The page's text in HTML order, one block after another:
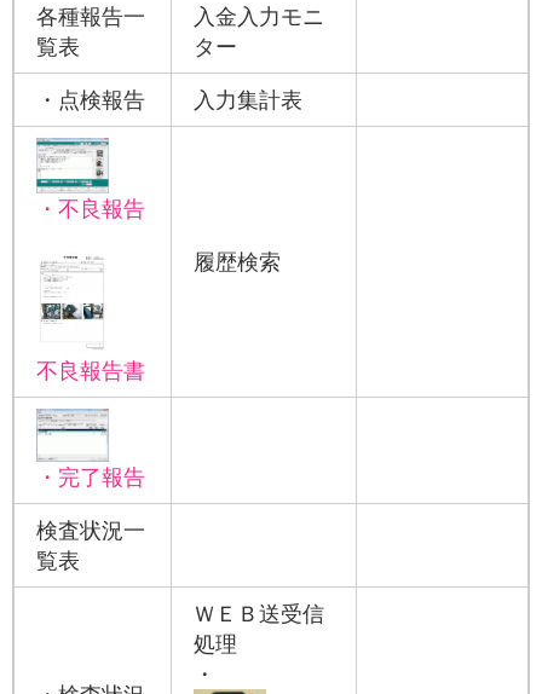
各種報告一
覧表
入金入力モニ
ター
・点検報告
入力集計表
・不良報告
不良報告書
履歴検索
・完了報告
検査状況一
覧表
ＷＥＢ送受信
処理
・